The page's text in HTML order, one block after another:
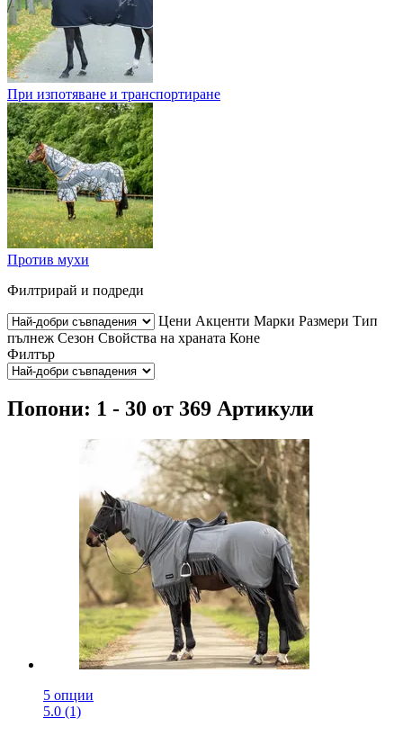
При изпотяване и транспортиране
Против мухи
Филтрирай и подреди
Цени Акценти Марки Размери Тип
пълнеж Сезон Свойства на храната Коне
Филтър
Попони: 1 - 30 от 369 Артикули
5 опции
5.0 (1)